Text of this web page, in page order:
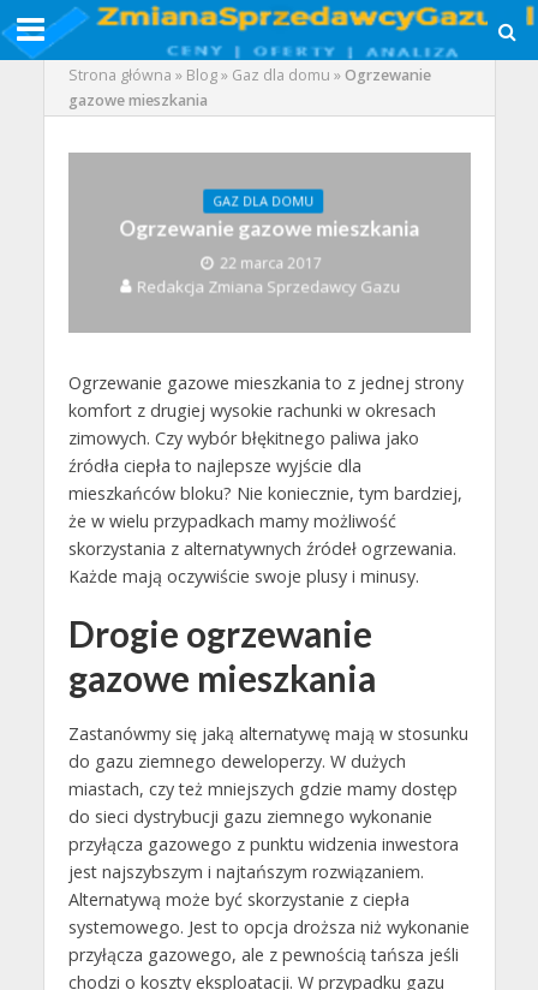
Strona główna » Blog» Gaz dla domu »Ogrzewanie
gazowe mieszkania
GAZ DLA DOMU
Ogrzewanie gazowe mieszkania
22 marca 2017
Redakcja Zmiana Sprzedawcy Gazu
Ogrzewanie gazowe mieszkania to z jednej strony
komfort z drugiej wysokie rachunki w okresach
zimowych. Czy wybór błękitnego paliwa jako
źródła ciepła to najlepsze wyjście dla
mieszkańców bloku? Nie koniecznie, tym bardziej,
że w wielu przypadkach mamy możliwość
skorzystania z alternatywnych źródeł ogrzewania.
Każde mają oczywiście swoje plusy i minusy.
Drogie ogrzewanie
gazowe mieszkania
Zastanówmy się jaką alternatywę mają w stosunku
do gazu ziemnego deweloperzy. W dużych
miastach, czy też mniejszych gdzie mamy dostęp
do sieci dystrybucji gazu ziemnego wykonanie
przyłącza gazowego z punktu widzenia inwestora
jest najszybszym i najtańszym rozwiązaniem.
Alternatywą może być skorzystanie z ciepła
systemowego. Jest to opcja droższa niż wykonanie
przyłącza gazowego, ale z pewnością tańsza jeśli
chodzi o koszty eksploatacji. W przypadku gazu